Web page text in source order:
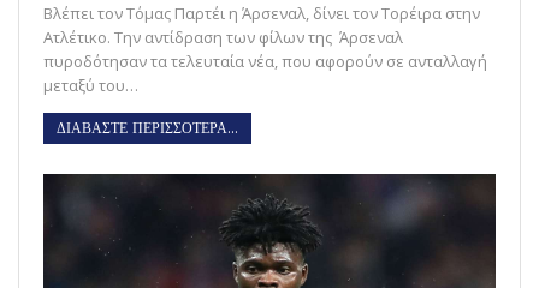
Βλέπει τον Τόμας Παρτέι η Άρσεναλ, δίνει τον Τορέιρα στην
Ατλέτικο. Την αντίδραση των φίλων της Άρσεναλ
πυροδότησαν τα τελευταία νέα, που αφορούν σε ανταλλαγή
μεταξύ του…
ΔΙΑΒΑΣΤΕ ΠΕΡΙΣΣΟΤΕΡΑ...